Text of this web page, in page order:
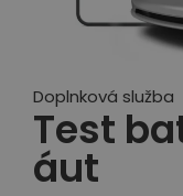
Doplnková služba
Test
áut